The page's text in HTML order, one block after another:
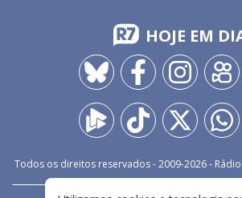
HOJE EM
Todos os direitos reservados - 2009-2026- Rádio